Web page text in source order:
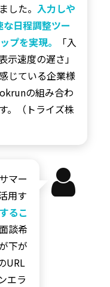
した。 入力しや
日程調整ツー
プを実現。
「入
示速度の遅さ」
じている企業様
の組み合わ
。（トライズ株
マー
用す
るこ
談希
下が
URL
エラ